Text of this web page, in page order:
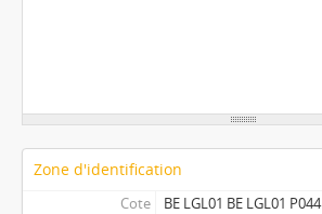
Zone d'identification
Cote
BE LGL01 BE LGL01 P044